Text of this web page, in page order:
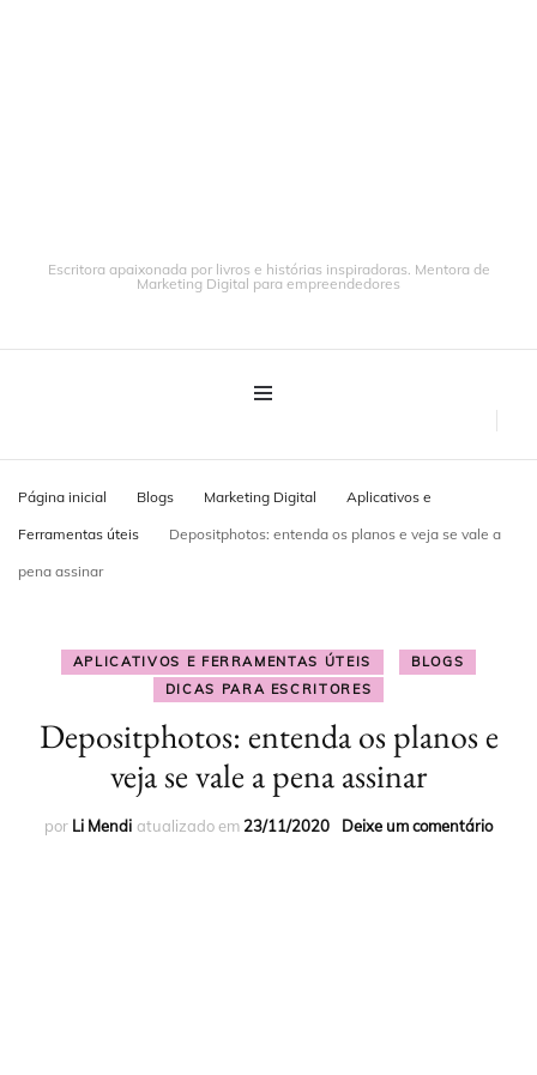
Escritora apaixonada por livros e histórias inspiradoras. Mentora de
Marketing Digital para empreendedores
Página inicial Blogs Marketing Digital Aplicativos e
Ferramentas úteis Depositphotos: entenda os planos e veja se vale a
pena assinar
APLICATIVOS E FERRAMENTAS ÚTEIS
BLOGS
DICAS PARA ESCRITORES
Depositphotos: entenda os planos e
veja se vale a pena assinar
por Li Mendi atualizado em 23/11/2020 Deixe um comentário